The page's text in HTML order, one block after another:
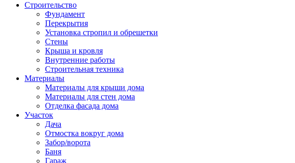
Строительство
Фундамент
Перекрытия
Установка стропил и обрешетки
Стены
Крыша и кровля
Внутренние работы
Строительная техника
Материалы
Материалы для крыши дома
Материалы для стен дома
Отделка фасада дома
Участок
Дача
Отмостка вокруг дома
Забор/ворота
Баня
Гараж